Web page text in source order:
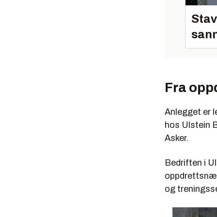
Fra
Anlegget er
hos Ulstein
Asker.
Bedriften i
og